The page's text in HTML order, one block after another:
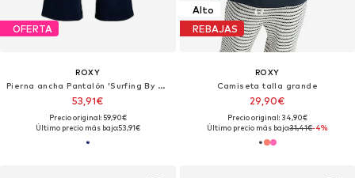
OFERTA
ROXY
Pierna ancha Pantalón 'Surfing By Sunlight'
53,91€
Precio original: 59,90€
Último precio más bajo:53,91€
Alto
REBAJAS
ROXY
Camiseta talla grande
29,90€
Precio original: 34,90€
Último precio más bajo:31,41€-4%